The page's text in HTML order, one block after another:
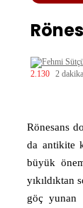
2.130 2
Rönesans
da antikite
büyük
yıkıldıktan
göç yunan